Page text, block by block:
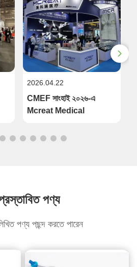
2026.04.22
CMEF সাংহাই ২০২৬-এ
Mcreat Medical
পণ্য
পণ্য পছন্দ করতে পারেন